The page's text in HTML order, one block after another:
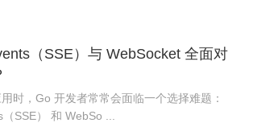
（SSE）与 WebSocket 全面对
时，Go 开发者常常会面临一个选择难题：
SSE） 和 WebSo ...